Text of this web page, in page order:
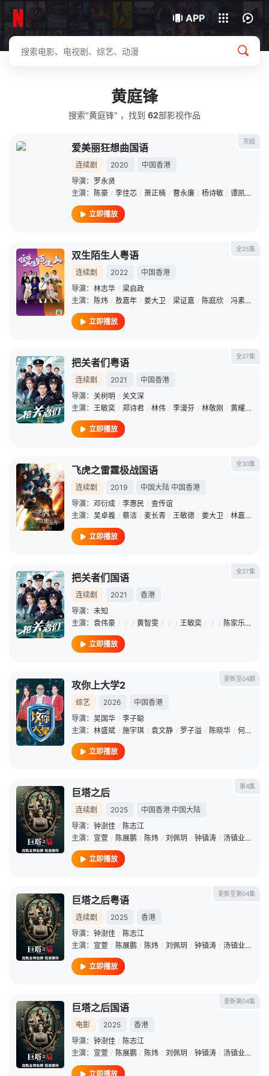
APP
下载客户端
我的观影记录
黄庭锋
搜索"黄庭锋" ，找到 62部影视作品
完结
爱美丽狂想曲国语
连续剧 2020
中国香港
导演： 罗永贤
主演：
陈豪 / 李佳芯 / 萧正楠 / 曹永廉 / 杨诗敏 / 谭凯琪
立即播放
全25集
双生陌生人粤语
连续剧 2022
中国香港
导演： 林志华 / 梁启政
主演：
陈炜 / 敖嘉年 / 姜大卫 / 梁证嘉 / 陈庭欣 / 冯素波
立即播放
全27集
把关者们粤语
连续剧 2021
中国香港
导演： 关树明 / 关文深
主演： 王敏奕 / 郑诗君 / 林伟 / 李漫芬 / 林敬刚 / 黄耀煌
立即播放
全30集
飞虎之雷霆极战国语
连续剧 2019 中国大陆 中国香港
导演： 邓衍成 / 李惠民 / 查传谊
主演： 吴卓羲 / 蔡洁 / 麦长青 / 王敏德 / 姜大卫 / 林嘉华
立即播放
全27集
把关者们国语
连续剧 2021
香港
导演： 未知
主演： 袁伟豪 / / / 黄智雯 / / / 王敏奕 / / / 陈家乐 /
立即播放
更新至04期
攻你上大学2
综艺 2026
中国香港
导演： 吴国华 / 李子聪
主演： 林盛斌 / 施宇琪 / 袁文静 / 罗子溢 / 陈晓华 / 何广沛
立即播放
第4集
巨塔之后
连续剧 2025 中国香港 中国大陆
导演： 钟澍佳 / 陈志江
主演： 宣萱 / 陈展鹏 / 陈炜 / 刘佩玥 / 钟镇涛 / 汤镇业 /
立即播放
更新至第04集
巨塔之后粤语
连续剧 2025
香港
导演： 钟澍佳 / 陈志江
主演： 宣萱 / 陈展鹏 / 陈炜 / 刘佩玥 / 钟镇涛 / 汤镇业 /
立即播放
更新第04集
巨塔之后国语
电影 2025
香港
导演： 钟澍佳 / 陈志江
主演： 宣萱 / 陈展鹏 / 陈炜 / 刘佩玥 / 钟镇涛 / 汤镇业 /
立即播放